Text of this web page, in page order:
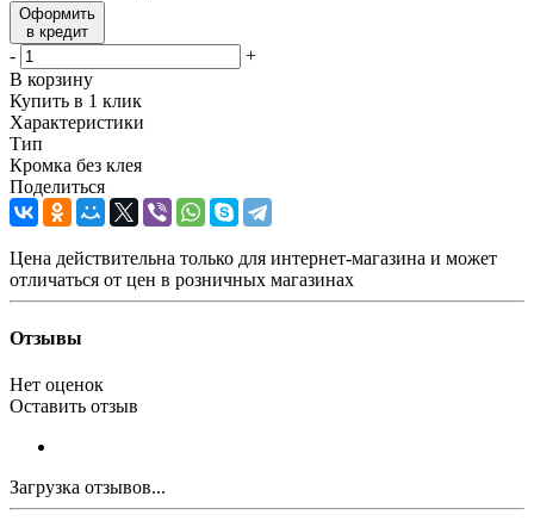
Оформить
в кредит
-
+
В корзину
Купить в 1 клик
Характеристики
Тип
Кромка без клея
Поделиться
Цена действительна только для интернет-магазина и может
отличаться от цен в розничных магазинах
Отзывы
Нет оценок
Оставить отзыв
Загрузка отзывов...